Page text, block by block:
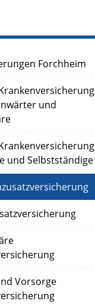
Forchheim
und
und Selbstständige
Vorsorge